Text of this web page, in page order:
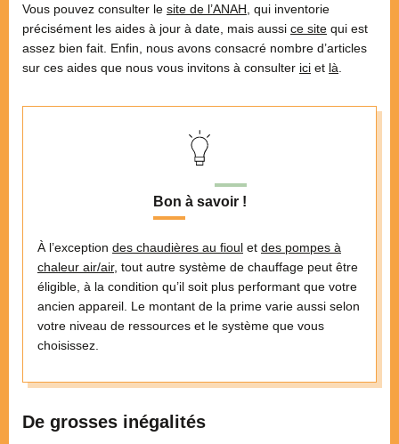
Vous pouvez consulter le site de l’ANAH , qui inventorie
précisément les aides à jour à date, mais aussi ce site qui est
assez bien fait. Enfin, nous avons consacré nombre d’articles
sur ces aides que nous vous invitons à consulter ici et là
Bon à savoir !
À l’exception des chaudières au fioul et des pompes à
chaleur air/air, tout autre système de chauffage peut être
éligible, à la condition qu’il soit plus performant que votre
ancien appareil. Le montant de la prime varie aussi selon
votre niveau de ressources et le système que vous
choisissez.
De grosses inégalités